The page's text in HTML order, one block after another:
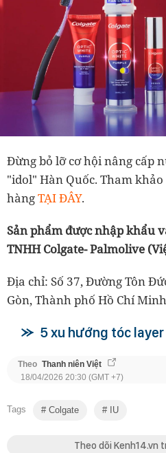
Đừng bỏ lỡ cơ hội nâng cấp
"idol" Hàn Quốc. Tham
hàngTẠI ĐÂY.
Sản phẩm được nhập khẩu
TNHH Colgate- Palmolive
Địa chỉ: Số 37, Đường Tôn
Gòn, Thành phố Hồ Chí
5 xu hướng tóc
Theo Thanh niên Việt
18/04/2026 20:30 (GMT +7)
Tags Colgate IU
Theo dõi Kenh14.vn